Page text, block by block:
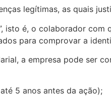
legítimas, as quais
isto é, o colaborador com
para comprovar a
a empresa pode ser
5 anos antes da ação);